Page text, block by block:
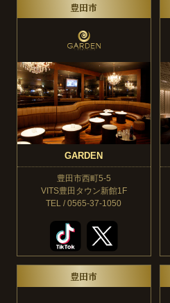
豊田市
GARDEN
豊田市西町5-5
VITS豊田タウン新館1F
TEL / 0565-37-1050
豊田市